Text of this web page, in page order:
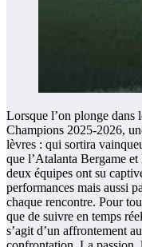
Lorsque l’on plonge dans
Champions 2025-2026,
lèvres : qui sortira
que l’Atalanta Bergame
deux équipes ont su
performances mais aussi
chaque rencontre. Pour
que de suivre en temps
s’agit d’un affrontement